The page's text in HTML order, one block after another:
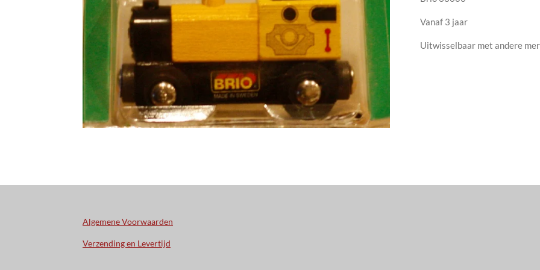
Vanaf 3 jaar
Uitwisselbaar met andere
Algemene Voorwaarden
Verzending en Levertijd